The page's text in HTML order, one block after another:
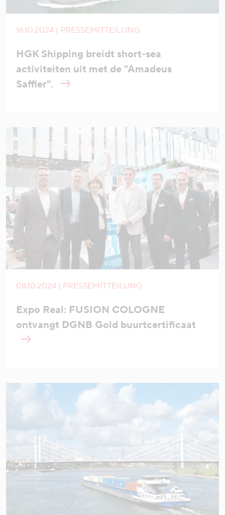
16.10.2024 | PRESSEMITTEILUNG
HGK Shipping breidt short-sea
activiteiten uit met de "Amadeus
Saffier".
08.10.2024 | PRESSEMITTEILUNG
Expo Real: FUSION COLOGNE
ontvangt DGNB Gold buurtcertificaat